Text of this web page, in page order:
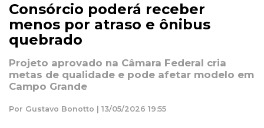
Consórcio poderá receber
menos por atraso e ônibus
quebrado
Projeto aprovado na Câmara Federal cria
metas de qualidade e pode afetar modelo em
Campo Grande
Por Gustavo Bonotto | 13/05/2026 19:55